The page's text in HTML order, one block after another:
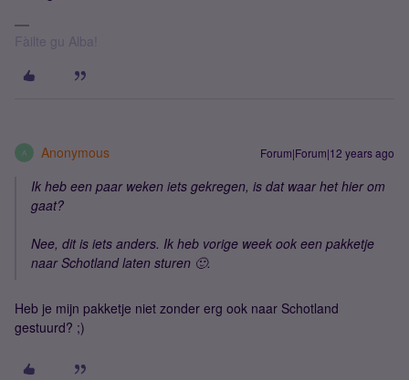
Fàilte gu Alba!
A Anonymous Forum|Forum|12 years ago
Ik heb een paar weken iets gekregen, is dat waar het hier om
gaat?
Nee, dit is iets anders. Ik heb vorige week ook een pakketje
naar Schotland laten sturen 🙂.
Heb je mijn pakketje niet zonder erg ook naar Schotland
gestuurd? ;)